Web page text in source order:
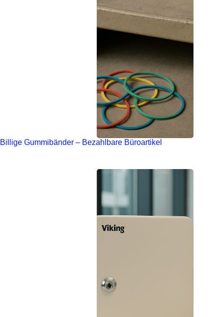
Billige Gummibänder – Bezahlbare Büroartikel